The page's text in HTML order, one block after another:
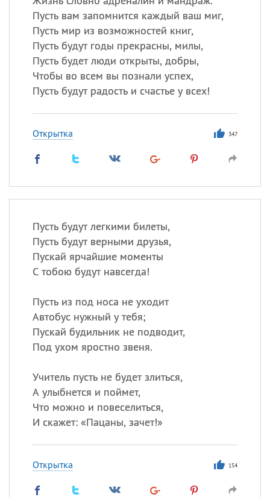
Пусть вам запомнится каждый ваш миг,
Пусть мир из возможностей книг,
Пусть будут годы прекрасны, милы,
Пусть будет люди открыты, добры,
Чтобы во всем вы познали успех,
Пусть будут радость и счастье у всех!
Открытка 347
Пусть будут легкими билеты,
Пусть будут верными друзья,
Пускай ярчайшие моменты
С тобою будут навсегда!
Пусть из под носа не уходит
Автобус нужный у тебя;
Пускай будильник не подводит,
Под ухом яростно звеня.
Учитель пусть не будет злиться,
А улыбнется и поймет,
Что можно и повеселиться,
И скажет: «Пацаны, зачет!»
Открытка 154